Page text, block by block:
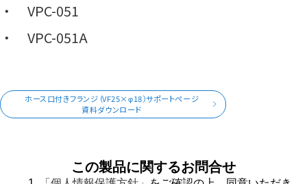
VPC-051
VPC-051A
ホース口付きフランジ（VF25×φ18）サポートページ
資料ダウンロード
この製品に関するお問合せ